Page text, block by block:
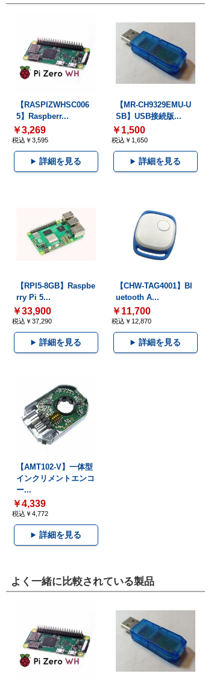
【RASPIZWHSC006
5】Raspberr...
￥3,269
税込￥3,595
詳細を見る
【MR-CH9329EMU-U
SB】USB接続版...
￥1,500
税込￥1,650
詳細を見る
【RPI5-8GB】Raspbe
rry Pi 5...
￥33,900
税込￥37,290
詳細を見る
【CHW-TAG4001】Bl
uetooth A...
￥11,700
税込￥12,870
詳細を見る
【AMT102-V】一体型
インクリメントエンコ
ー...
￥4,339
税込￥4,772
詳細を見る
よく一緒に比較されている製品